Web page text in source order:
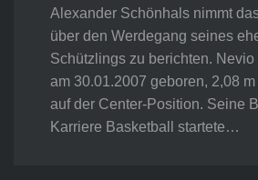
Alexander Schönhals nimmt
über den Werdegang seines
Schützlings zu berichten.
am 30.01.2007 geboren, 2,08
auf der Center-Position. Seine
Karriere Basketball startete…